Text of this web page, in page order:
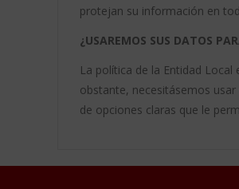
protejan su información en
¿USAREMOS SUS DATOS
La política de la Entidad
obstante, necesitásemos
de opciones claras que le